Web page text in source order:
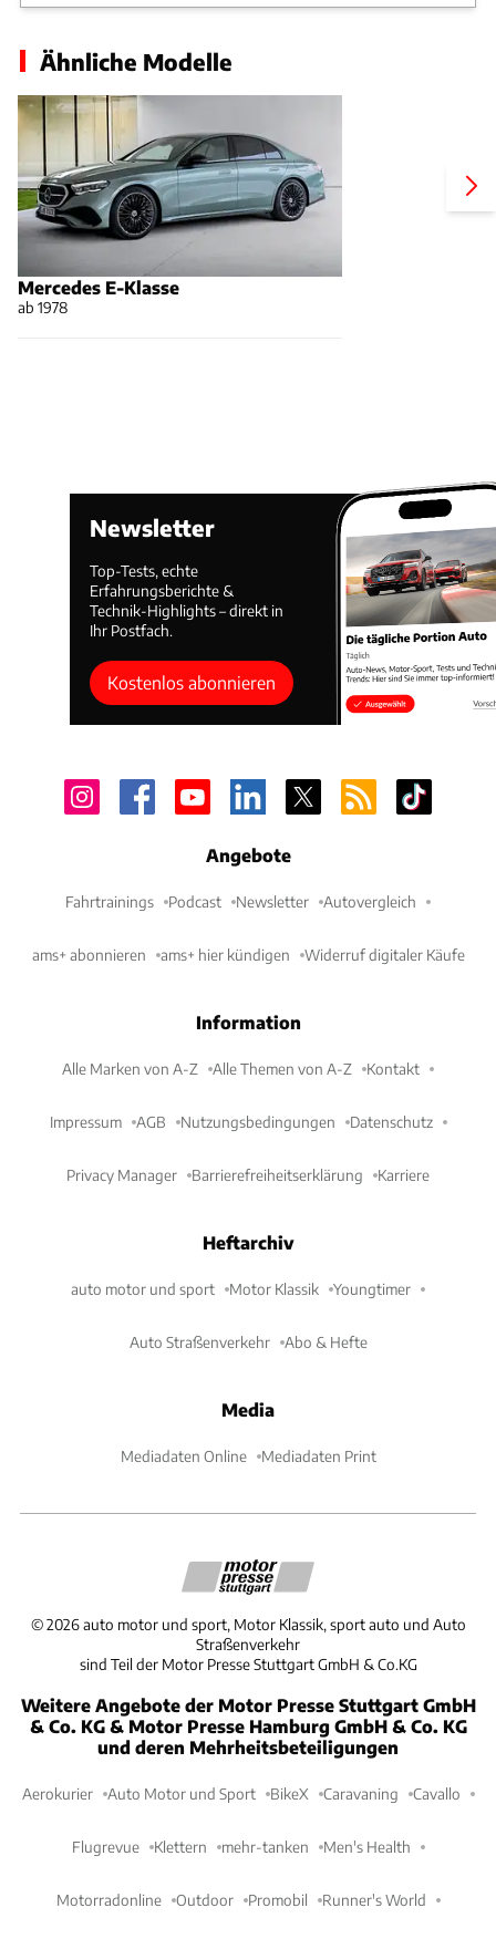
Ähnliche Modelle
Mercedes E-Klasse
ab 1978
Newsletter
Top-Tests, echte
Erfahrungsberichte &
Technik-Highlights – direkt in
Ihr Postfach.
Kostenlos abonnieren
Angebote
Fahrtrainings Podcast Newsletter Autovergleich
ams+ abonnieren ams+ hier kündigen Widerruf digitaler Käufe
Information
Alle Marken von A-Z Alle Themen von A-Z Kontakt
Impressum AGB Nutzungsbedingungen Datenschutz
Privacy Manager Barrierefreiheitserklärung Karriere
Heftarchiv
auto motor und sport Motor Klassik Youngtimer
Auto Straßenverkehr Abo & Hefte
Media
Mediadaten Online Mediadaten Print
©2026 auto motor und sport, Motor Klassik, sport auto und Auto
Straßenverkehr
sind Teil der Motor Presse Stuttgart GmbH & Co.KG
Weitere Angebote der Motor Presse Stuttgart GmbH
& Co. KG & Motor Presse Hamburg GmbH & Co. KG
und deren Mehrheitsbeteiligungen
Aerokurier Auto Motor und Sport BikeX Caravaning Cavallo
Flugrevue Klettern mehr-tanken Men's Health
Motorradonline Outdoor Promobil Runner's World